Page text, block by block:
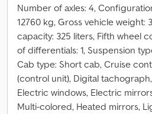
Number of axles: 4,
12760 kg, Gross vehicle weight:
capacity: 325 liters, Fifth wheel
of differentials: 1, Suspension
Cab type: Short cab, Cruise
(control unit), Digital
Electric windows, Electric
Multi-colored, Heated mirrors,